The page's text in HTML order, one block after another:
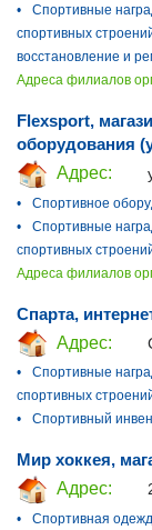
•
Спортивные
спортивных
восстановление и
Адреса филиалов
Flexsport,
оборудования
Адрес:
•
Спортивное
•
Спортивные
спортивных
Адреса филиалов
Спарта,
Адрес:
•
Спортивные
спортивных
•
Спортивный
Мир хоккея,
Адрес:
•
Спортивная